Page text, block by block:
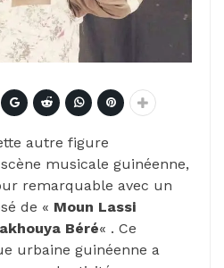
autre figure
musicale guinéenne,
remarquable avec un
de « Moun Lassi
Béré« . Ce
urbaine guinéenne a